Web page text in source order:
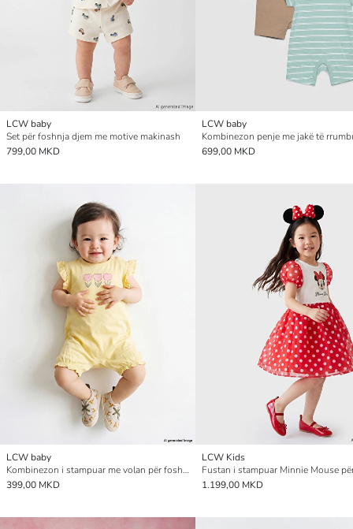
LCW baby
Set për foshnja djem me motive makinash
799,00 MKD
LCW baby
699,00 MKD
LCW baby
Kombinezon i stampuar me volan për foshnja vajza, 2-pako
399,00 MKD
LCW Kids
Fustan i stampuar Minnie Mouse
1.199,00 MKD